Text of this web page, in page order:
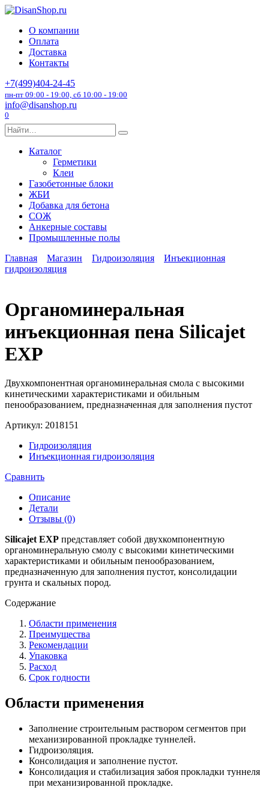
Перейти
содержанию
О компании
Оплата
Доставка
Контакты
+7(499)404-24-45
пн-пт 09:00 - 19:00, сб 10:00 - 19:00
info@disanshop.ru
0
Search
for:
Каталог
Герметики
Клеи
Газобетонные блоки
ЖБИ
Добавка для бетона
СОЖ
Анкерные составы
Промышленные полы
Главная
Магазин Гидроизоляция
Инъекционная
гидроизоляция
Органоминеральная
инъекционная пена Silicajet
EXP
Двухкомпонентная органоминеральная смола с высокими
кинетическими характеристиками и обильным
пенообразованием, предназначенная для заполнения пустот
Артикул: 2018151
Гидроизоляция
Инъекционная гидроизоляция
Сравнить
Описание
Детали
Отзывы (0)
Silicajet EXP представляет собой двухкомпонентную
органоминеральную смолу с высокими кинетическими
характеристиками и обильным пенообразованием,
предназначенную для заполнения пустот, консолидации
грунта и скальных пород.
Содержание
Области применения
Преимущества
Рекомендации
Упаковка
Расход
Срок годности
Области применения
Заполнение строительным раствором сегментов при
механизированной прокладке туннелей.
Гидроизоляция.
Консолидация и заполнение пустот.
Консолидация и стабилизация забоя прокладки туннеля
при механизированной прокладке.